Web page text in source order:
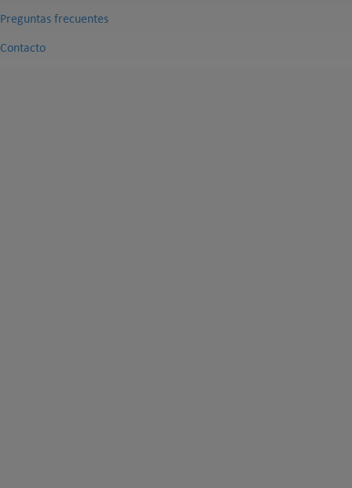
Preguntas frecuentes
Contacto